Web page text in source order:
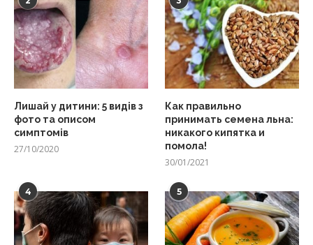
Лишай у дитини: 5 видів з
фото та описом
симптомів
27/10/2020
Как правильно
принимать семена льна:
никакого кипятка и
помола!
30/01/2021
4 5